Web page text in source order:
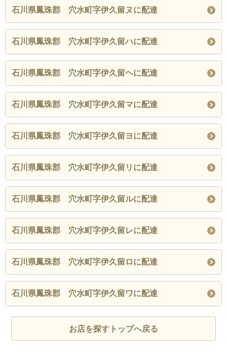
石川県鳳珠郡 穴水町字伊久留ヌに配達
石川県鳳珠郡 穴水町字伊久留ハに配達
石川県鳳珠郡 穴水町字伊久留ヘに配達
石川県鳳珠郡 穴水町字伊久留マに配達
石川県鳳珠郡 穴水町字伊久留ヨに配達
石川県鳳珠郡 穴水町字伊久留リに配達
石川県鳳珠郡 穴水町字伊久留ルに配達
石川県鳳珠郡 穴水町字伊久留レに配達
石川県鳳珠郡 穴水町字伊久留ロに配達
石川県鳳珠郡 穴水町字伊久留ワに配達
お店を探すトップへ戻る